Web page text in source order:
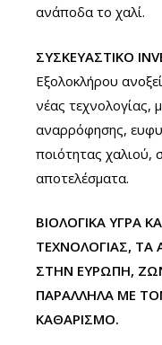
ανάποδα το χαλί.
ΣΥΣΚΕΥΑΣΤΙΚΟ
Εξολοκλήρου
νέας τεχνολογίας,
αναρρόφησης,
ποιότητας χαλιού,
αποτελέσματα.
ΒΙΟΛΟΓΙΚΑ ΥΓΡΑ
ΤΕΧΝΟΛΟΓΙΑΣ, ΤΑ
ΣΤΗΝ ΕΥΡΩΠΗ,
ΠΑΡΑΛΛΗΛΑ ΜΕ
ΚΑΘΑΡΙΣΜΟ.